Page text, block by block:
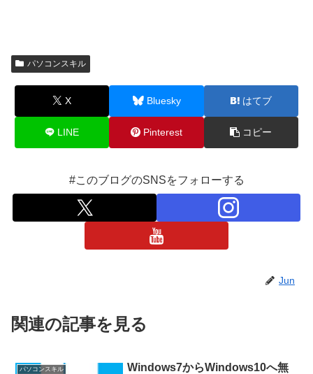
パソコンスキル
X Bluesky はてブ
LINE Pinterest コピー
#このブログのSNSをフォローする
Jun
関連の記事を見る
パソコンスキル
Windows7からWindows10へ無